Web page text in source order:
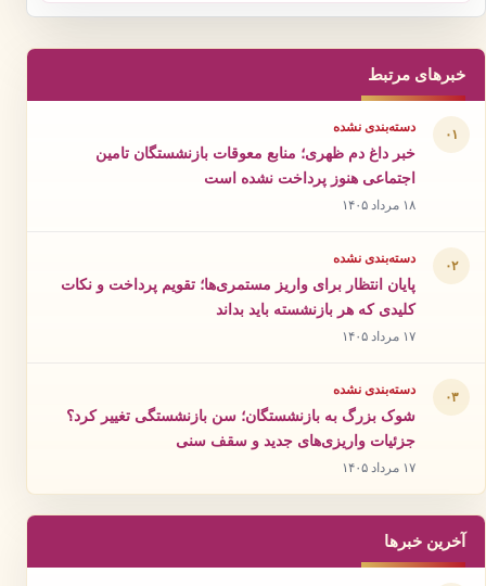
خبرهای مرتبط
۰۱ دسته‌بندی نشده
خبر داغ دم ظهری؛ منابع معوقات بازنشستگان تامین
اجتماعی هنوز پرداخت نشده است
۱۸ مرداد ۱۴۰۵
۰۲ دسته‌بندی نشده
پایان انتظار برای واریز مستمری‌ها؛ تقویم پرداخت و نکات
کلیدی که هر بازنشسته باید بداند
۱۷ مرداد ۱۴۰۵
۰۳ دسته‌بندی نشده
شوک بزرگ به بازنشستگان؛ سن بازنشستگی تغییر کرد؟
جزئیات واریزی‌های جدید و سقف سنی
۱۷ مرداد ۱۴۰۵
آخرین خبرها